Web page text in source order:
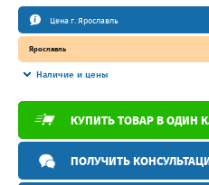
Цена г. Ярославль
Ярославль
Наличие и цены
КУПИТЬ ТОВАР В ОДИН
ПОЛУЧИТЬ